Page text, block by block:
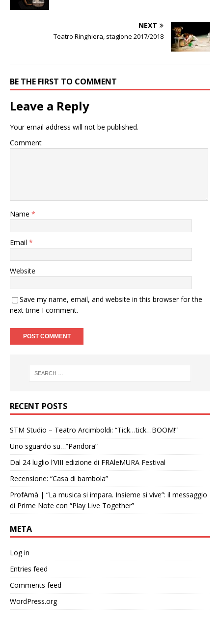
NEXT
Teatro Ringhiera, stagione 2017/2018
BE THE FIRST TO COMMENT
Leave a Reply
Your email address will not be published.
Comment
Name *
Email *
Website
Save my name, email, and website in this browser for the
next time I comment.
RECENT POSTS
STM Studio – Teatro Arcimboldi: “Tick…tick…BOOM!”
Uno sguardo su…”Pandora”
Dal 24 luglio l’VIII edizione di FRAleMURA Festival
Recensione: “Casa di bambola”
ProfAmà | “La musica si impara. Insieme si vive”: il messaggio
di Prime Note con “Play Live Together”
META
Log in
Entries feed
Comments feed
WordPress.org